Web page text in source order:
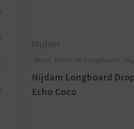
Nijdam
Skate, Wave- en Longboard -
Nijdam Longboard
Echo Coco